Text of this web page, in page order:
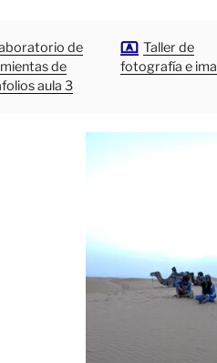
de
de
aula 3
Taller de
fotografía e